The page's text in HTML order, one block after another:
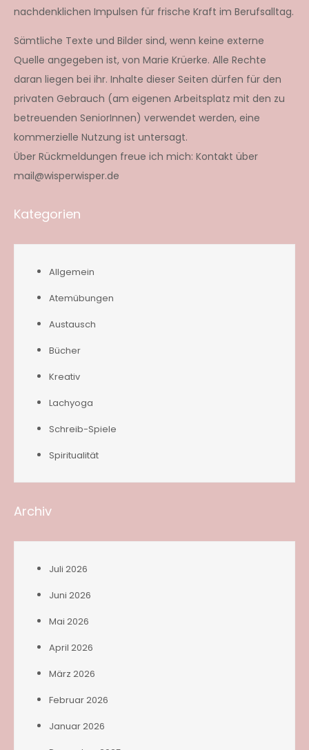
nachdenklichen Impulsen für frische Kraft im Berufsalltag.
Sämtliche Texte und Bilder sind, wenn keine externe
Quelle angegeben ist, von Marie Krüerke. Alle Rechte
daran liegen bei ihr. Inhalte dieser Seiten dürfen für den
privaten Gebrauch (am eigenen Arbeitsplatz mit den zu
betreuenden SeniorInnen) verwendet werden, eine
kommerzielle Nutzung ist untersagt.
Über Rückmeldungen freue ich mich: Kontakt über
mail@wisperwisper.de
Kategorien
Allgemein
Atemübungen
Austausch
Bücher
Kreativ
Lachyoga
Schreib-Spiele
Spiritualität
Archiv
Juli 2026
Juni 2026
Mai 2026
April 2026
März 2026
Februar 2026
Januar 2026